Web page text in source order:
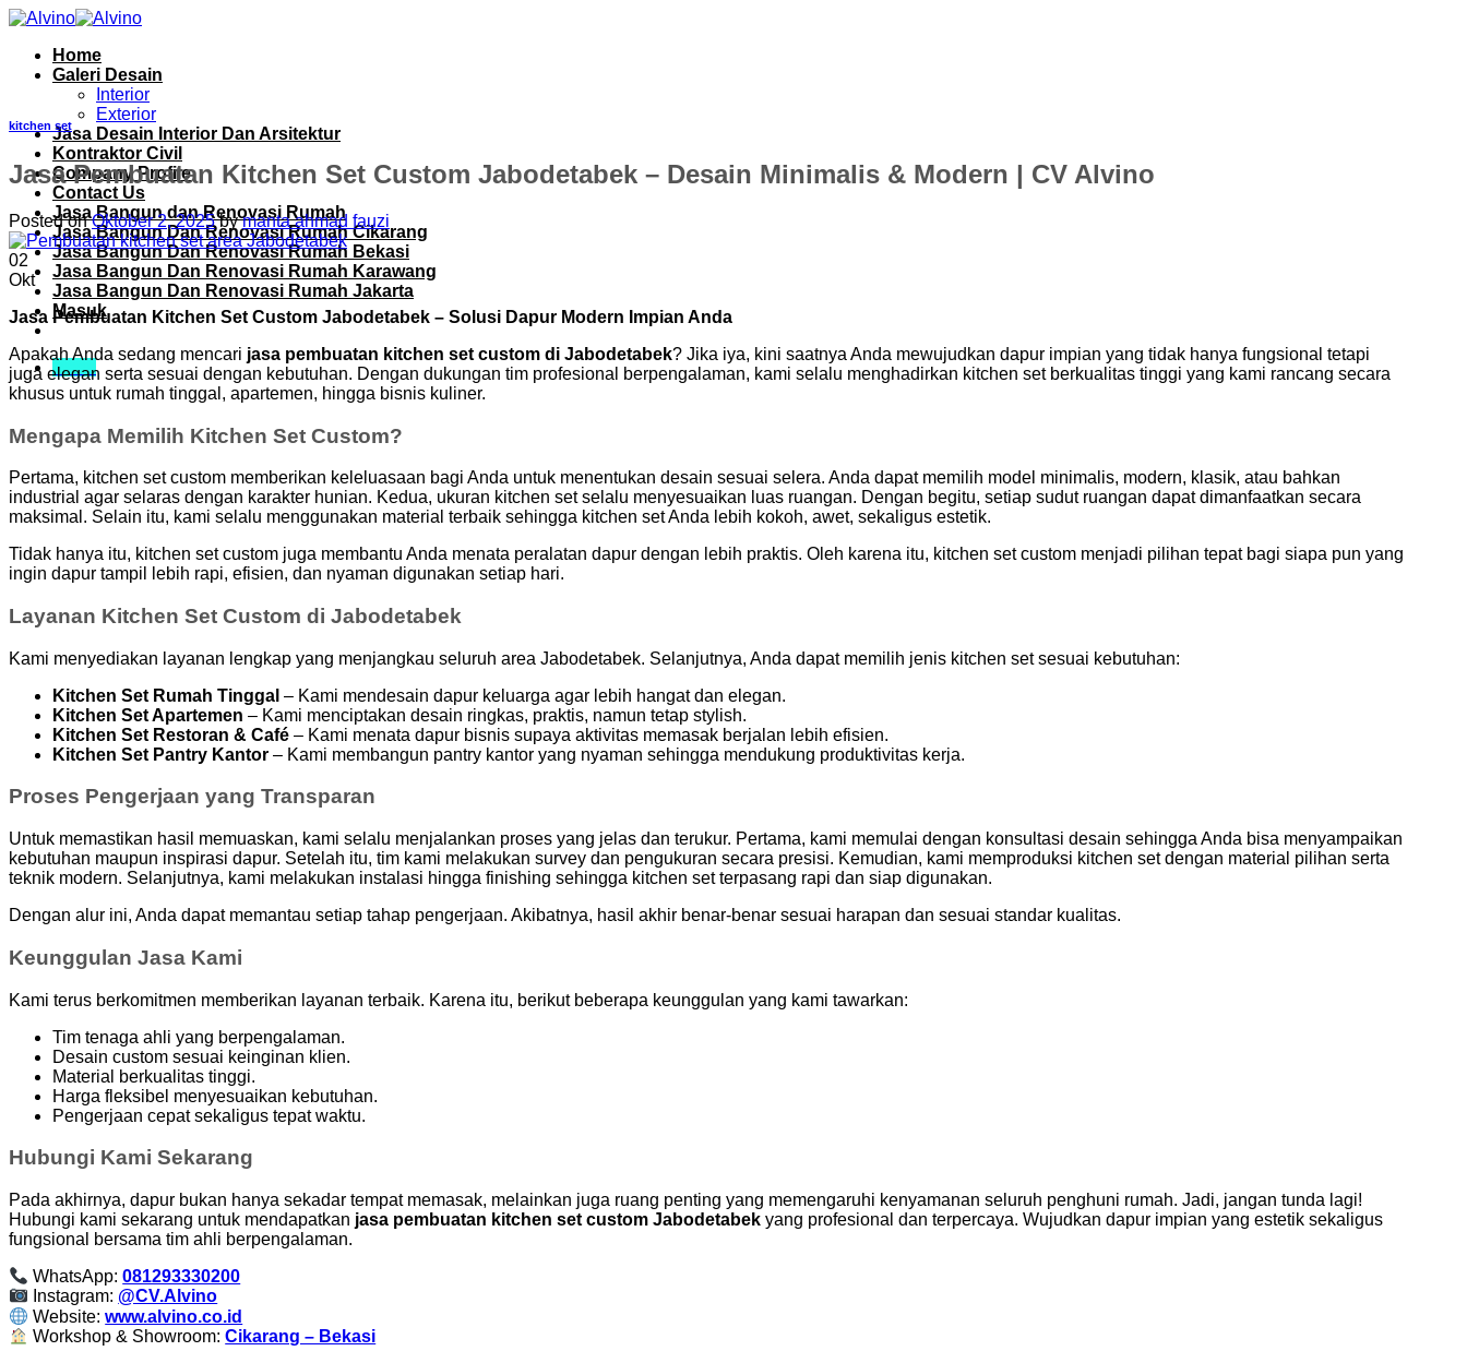
Skip
contentHome
Galeri Desain
Interior
Exterior
Jasa Desain Interior Dan Arsitektur
Kontraktor Civil
Company Profile
Contact Us
Jasa Bangun dan Renovasi Rumah
Jasa Bangun Dan Renovasi Rumah Cikarang
Jasa Bangun Dan Renovasi Rumah Bekasi
Jasa Bangun Dan Renovasi Rumah Karawang
Jasa Bangun Dan Renovasi Rumah Jakarta
Masuk
Menu
kitchen set
Jasa Pembuatan Kitchen Set Custom Jabodetabek – Desain Minimalis & Modern | CV Alvino
Posted onOktober 2, 2025 bymanta ahmad fauzi
02
Okt
Jasa Pembuatan Kitchen Set Custom Jabodetabek – Solusi Dapur Modern Impian Anda
Apakah Anda sedang mencari jasa pembuatan kitchen set custom di Jabodetabek? Jika iya, kini saatnya Anda mewujudkan dapur impian yang tidak hanya fungsional tetapi
juga elegan serta sesuai dengan kebutuhan. Dengan dukungan tim profesional berpengalaman, kami selalu menghadirkan kitchen set berkualitas tinggi yang kami rancang secara
khusus untuk rumah tinggal, apartemen, hingga bisnis kuliner.
Mengapa Memilih Kitchen Set Custom?
Pertama, kitchen set custom memberikan keleluasaan bagi Anda untuk menentukan desain sesuai selera. Anda dapat memilih model minimalis, modern, klasik, atau bahkan
industrial agar selaras dengan karakter hunian. Kedua, ukuran kitchen set selalu menyesuaikan luas ruangan. Dengan begitu, setiap sudut ruangan dapat dimanfaatkan secara
maksimal. Selain itu, kami selalu menggunakan material terbaik sehingga kitchen set Anda lebih kokoh, awet, sekaligus estetik.
Tidak hanya itu, kitchen set custom juga membantu Anda menata peralatan dapur dengan lebih praktis. Oleh karena itu, kitchen set custom menjadi pilihan tepat bagi siapa pun yang
ingin dapur tampil lebih rapi, efisien, dan nyaman digunakan setiap hari.
Layanan Kitchen Set Custom di Jabodetabek
Kami menyediakan layanan lengkap yang menjangkau seluruh area Jabodetabek. Selanjutnya, Anda dapat memilih jenis kitchen set sesuai kebutuhan:
Kitchen Set Rumah Tinggal – Kami mendesain dapur keluarga agar lebih hangat dan elegan.
Kitchen Set Apartemen – Kami menciptakan desain ringkas, praktis, namun tetap stylish.
Kitchen Set Restoran & Café – Kami menata dapur bisnis supaya aktivitas memasak berjalan lebih efisien.
Kitchen Set Pantry Kantor – Kami membangun pantry kantor yang nyaman sehingga mendukung produktivitas kerja.
Proses Pengerjaan yang Transparan
Untuk memastikan hasil memuaskan, kami selalu menjalankan proses yang jelas dan terukur. Pertama, kami memulai dengan konsultasi desain sehingga Anda bisa menyampaikan
kebutuhan maupun inspirasi dapur. Setelah itu, tim kami melakukan survey dan pengukuran secara presisi. Kemudian, kami memproduksi kitchen set dengan material pilihan serta
teknik modern. Selanjutnya, kami melakukan instalasi hingga finishing sehingga kitchen set terpasang rapi dan siap digunakan.
Dengan alur ini, Anda dapat memantau setiap tahap pengerjaan. Akibatnya, hasil akhir benar-benar sesuai harapan dan sesuai standar kualitas.
Keunggulan Jasa Kami
Kami terus berkomitmen memberikan layanan terbaik. Karena itu, berikut beberapa keunggulan yang kami tawarkan:
Tim tenaga ahli yang berpengalaman.
Desain custom sesuai keinginan klien.
Material berkualitas tinggi.
Harga fleksibel menyesuaikan kebutuhan.
Pengerjaan cepat sekaligus tepat waktu.
Hubungi Kami Sekarang
Pada akhirnya, dapur bukan hanya sekadar tempat memasak, melainkan juga ruang penting yang memengaruhi kenyamanan seluruh penghuni rumah. Jadi, jangan tunda lagi!
Hubungi kami sekarang untuk mendapatkan jasa pembuatan kitchen set custom Jabodetabek yang profesional dan terpercaya. Wujudkan dapur impian yang estetik sekaligus
fungsional bersama tim ahli berpengalaman.
WhatsApp:081293330200
Instagram: @CV.Alvino
Website:www.alvino.co.id
Workshop & Showroom:Cikarang – Bekasi